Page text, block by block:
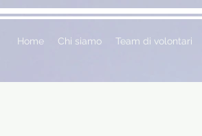
Home Chi siamo Team di volontari